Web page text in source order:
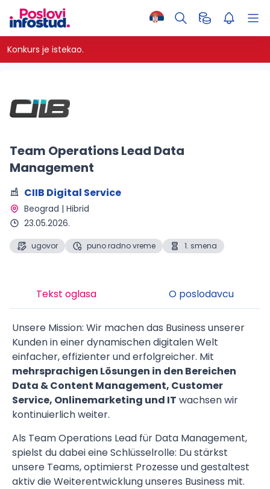
Konkurs je istekao.
Team Operations Lead Data
Management
CIIB Digital Service
Beograd | Hibrid
23.05.2026.
ugovor puno radno vreme 1. smena
Tekst oglasa O poslodavcu
Unsere Mission: Wir machen das Business unserer
Kunden in einer dynamischen digitalen Welt
einfacher, effizienter und erfolgreicher. Mit
mehrsprachigen Lösungen in den Bereichen
Data & Content Management, Customer
Service, Onlinemarketing und IT wachsen wir
kontinuierlich weiter.
Als Team Operations Lead für Data Management,
spielst du dabei eine Schlüsselrolle: Du stärkst
unsere Teams, optimierst Prozesse und gestaltest
aktiv die Weiterentwicklung unseres Business mit.